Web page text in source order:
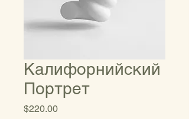
Калифорнийский
Портрет
$220.00Price